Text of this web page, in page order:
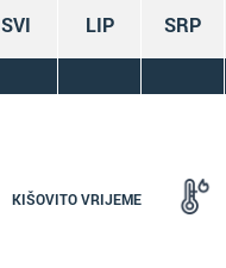
SVI LIP SRP
KIŠOVITO VRIJEME